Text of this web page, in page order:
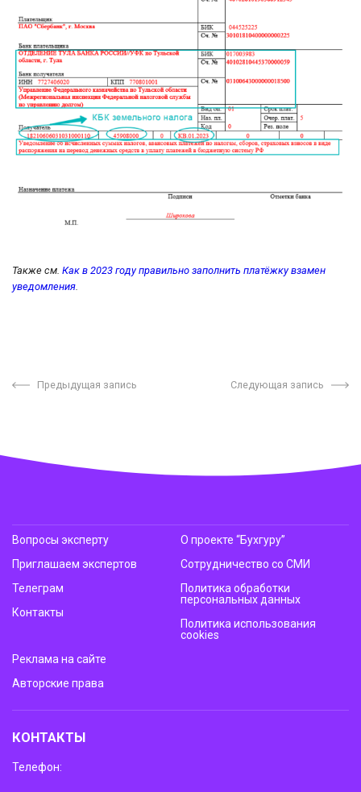
Также см. Как в 2023 году правильно заполнить платёжку взамен
уведомления
Предыдущая запись Следующая запись
Вопросы эксперту
Приглашаем экспертов
Телеграм
Контакты
О проекте “Бухгуру”
Сотрудничество со СМИ
Политика обработки
персональных данных
Политика использования
cookies
Реклама на сайте
Авторские права
КОНТАКТЫ
Телефон: